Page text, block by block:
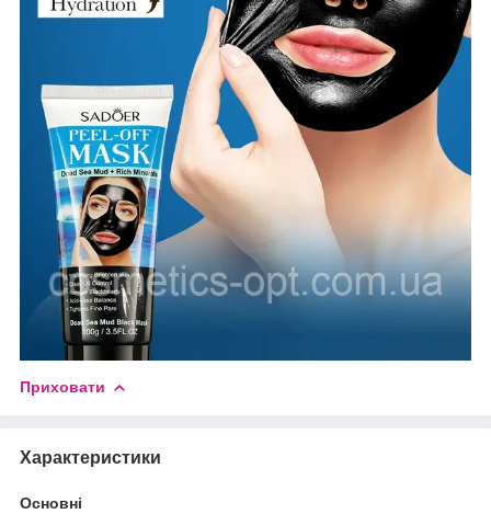
Приховати
Характеристики
Основні